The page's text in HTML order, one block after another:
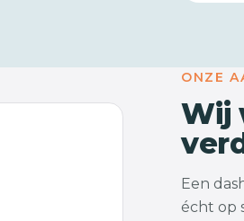
ONZE
Wij
Een
écht op